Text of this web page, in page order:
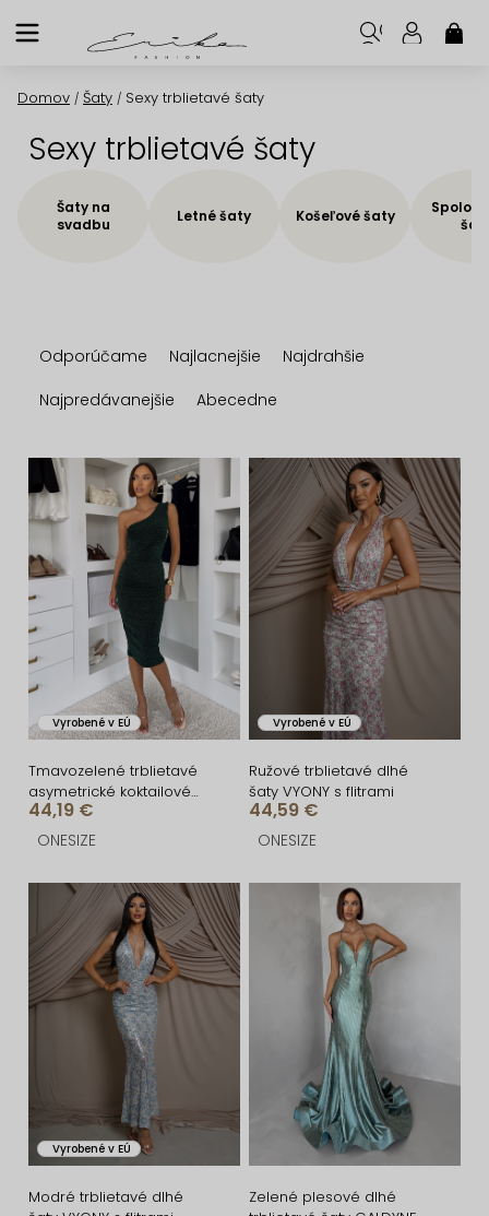
na
Domov / Šaty / Sexy trblietavé šaty
Sexy trblietavé šaty
Šaty na
svadbu
Letné šaty Košeľové šaty
a
d
n
i
e
p
r
o
d
u
k
t
o
v
Odporúčame Najlacnejšie
Najdrahšie
Najpredávanejšie
Abecedne
ý
i
s
p
r
o
d
u
k
o
Vyrobené v EÚ
Tmavozelené trblietavé
asymetrické koktailové
šaty OTYLDA
44,19 €
ONESIZE
Vyrobené v EÚ
Ružové trblietavé dlhé
šaty VYONY s flitrami
44,59 €
ONESIZE
Vyrobené v EÚ
Modré trblietavé dlhé
Zelené plesové dlhé